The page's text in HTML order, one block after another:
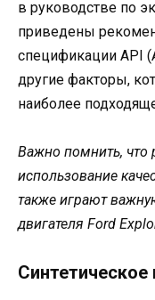
в руководстве по
приведены
спецификации API
другие факторы,
наиболее
Важно помнить, что
использование
также играют
двигателя Ford
Синтетическое